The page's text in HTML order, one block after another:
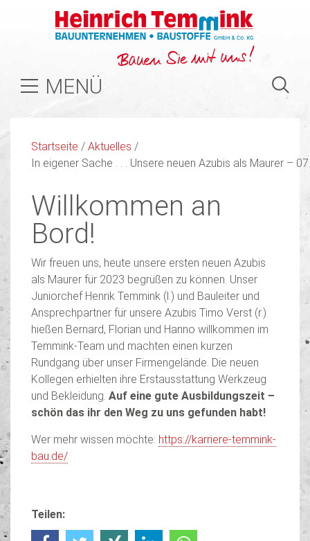
MENÜ
Startseite / Aktuelles /
In eigener Sache . . . Unsere neuen Azubis als Maurer –
Willkommen an
Bord!
Wir freuen uns, heute unsere ersten neuen Azubis
als Maurer für 2023 begrüßen zu können. Unser
Juniorchef Henrik Temmink (l.) und Bauleiter und
Ansprechpartner für unsere Azubis Timo Verst (r.)
hießen Bernard, Florian und Hanno willkommen im
Temmink-Team und machten einen kurzen
Rundgang über unser Firmengelände. Die neuen
Kollegen erhielten ihre Erstausstattung Werkzeug
und Bekleidung. Auf eine gute Ausbildungszeit –
schön das ihr den Weg zu uns gefunden habt!
Wer mehr wissen möchte: https://karriere-temmink-
bau.de/
Teilen: